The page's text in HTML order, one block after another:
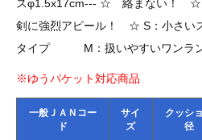
スφ1.5x17cm--- ☆ 絡まない！
剣に強烈アピール！ ☆ S：小さい
タイプ M：扱いやすいワンラン
※ゆうパケット対応商品
一般ＪＡＮコー
ド
サイ
ズ
クッシ
径